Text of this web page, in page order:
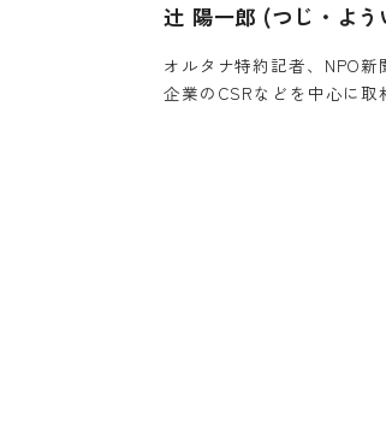
辻 陽一郎 (つじ・よう
オルタナ特約記者、NPO
企業のCSRなどを中心に取